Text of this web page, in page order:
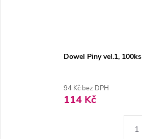
Dowel Piny vel.1, 100ks
94 Kč bez DPH
114 Kč